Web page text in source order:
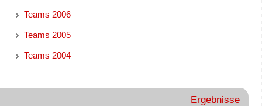
Teams 2006
Teams 2005
Teams 2004
Ergebnisse